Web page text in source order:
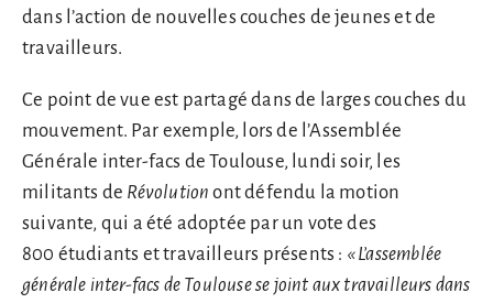
dans l’action de nouvelles couches de jeunes et de
travailleurs.
Ce point de vue est partagé dans de larges couches du
mouvement. Par exemple, lors de l’Assemblée
Générale inter-facs de Toulouse, lundi soir, les
militants de Révolution ont défendu la motion
suivante, qui a été adoptée par un vote des
800 étudiants et travailleurs présents : « L’assemblée
générale inter-facs de Toulouse se joint aux travailleurs dans